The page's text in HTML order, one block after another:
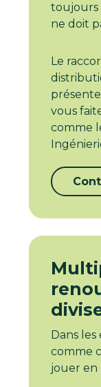
toujours
ne doit
Le
vous
comme
Dans
comme
jouer en